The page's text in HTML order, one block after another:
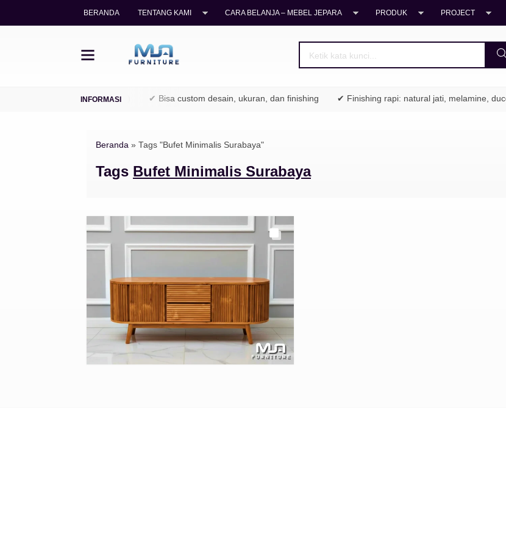
BERANDA TENTANG KAMI CARA BELANJA – MEBEL JEPARA PRODUK PROJECT
jati legal (TPK / Perhutani) ✔ Bisa custom desain, ukuran, dan finishing ✔ Finishing rapi: natural jati, melamine, duco
Beranda » Tags "Bufet Minimalis Surabaya"
Tags Bufet Minimalis Surabaya